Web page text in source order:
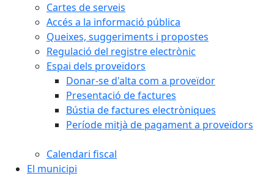
Cartes de serveis
Accés a la informació pública
Queixes, suggeriments i propostes
Regulació del registre electrònic
Espai dels proveïdors
Donar-se d'alta com a proveïdor
Presentació de factures
Bústia de factures electròniques
Període mitjà de pagament a proveïdors
Calendari fiscal
El municipi